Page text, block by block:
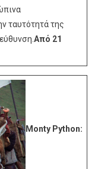
ταυτότητά της
Από 21
Monty Python: